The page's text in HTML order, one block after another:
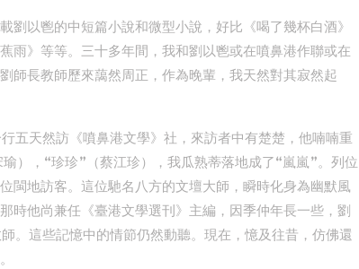
劉以鬯的中短篇小說和微型小說，好比《喝了幾杯白酒》
雨》等等。三十多年間，我和劉以鬯或在噴鼻港作聯或在
師長教師歷來藹然周正，作為晚輩，我天然對其寂然起
五天然訪《噴鼻港文學》社，來訪者中有楚楚，他喃喃重
），“珍珍”（蔡江珍），我瓜熟蒂落地成了“嵐嵐”。列位
閩地訪客。這位馳名八方的文壇大師，瞬時化身為幽默風
時他尚兼任《臺港文學選刊》主編，因季仲年長一些，劉
。這些記憶中的情節仍然動聽。現在，憶及往昔，仿佛還